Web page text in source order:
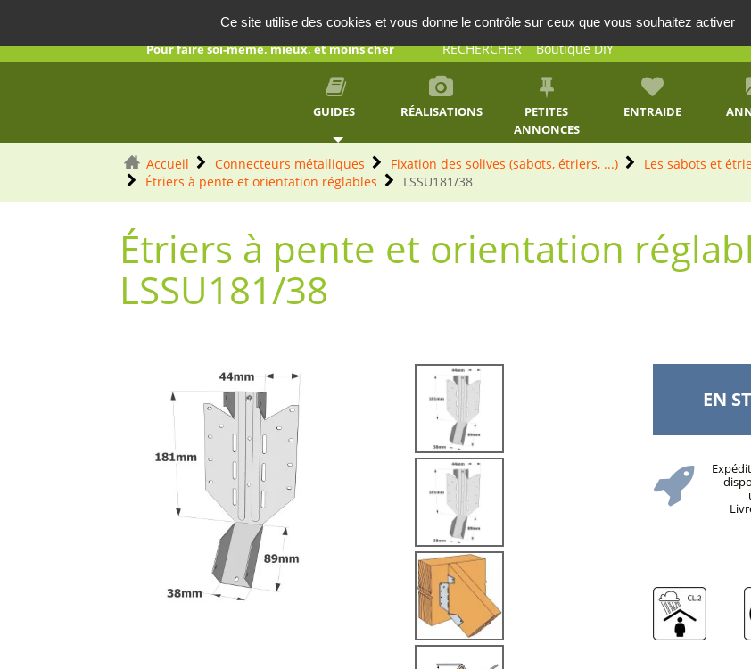
Pour faire soi-même, mieux, et moins cher
AUTOCONSTRUCTION
RECHERCHER Boutique DIY
GUIDES RÉALISATIONS
PETITES
ANNONCES
ENTRAIDE
Accueil Connecteurs métalliques Fixation des solives (sabots, étriers, ...) Les sabots et
Étriers à pente et orientation réglables
LSSU181/38
Étriers à pente et orientation
LSSU181/38
EN
Ce site utilise des cookies et vous donne le contrôle sur ceux que vous souhaitez activer